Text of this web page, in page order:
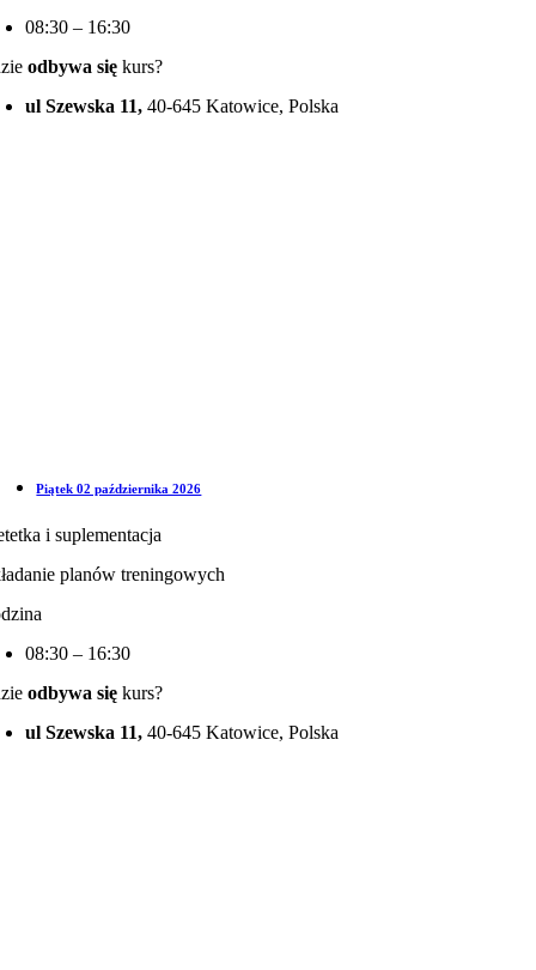
08:30 – 16:30
odbywa się kurs?
ul Szewska 11, 40-645 Katowice, Polska
Piątek 02 października 2026
i suplementacja
planów treningowych
08:30 – 16:30
odbywa się kurs?
ul Szewska 11, 40-645 Katowice, Polska